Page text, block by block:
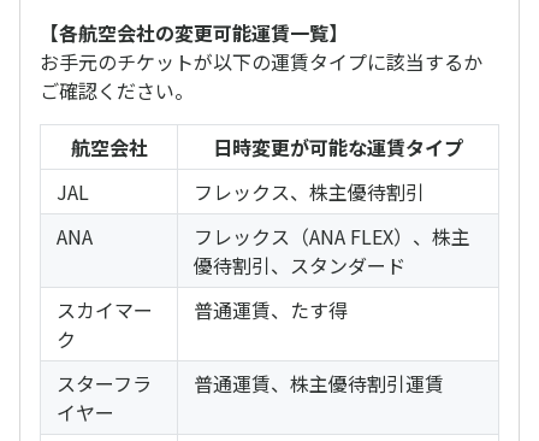
【各航空会社の変更可能運賃一覧】
お手元のチケットが以下の運賃タイプに該当するか
ご確認ください。
航空会社
日時変更が可能な運賃タイプ
JAL
フレックス、株主優待割引
ANA
フレックス（ANA FLEX）、株主
優待割引、スタンダード
スカイマー
ク
普通運賃、たす得
スターフラ
イヤー
普通運賃、株主優待割引運賃